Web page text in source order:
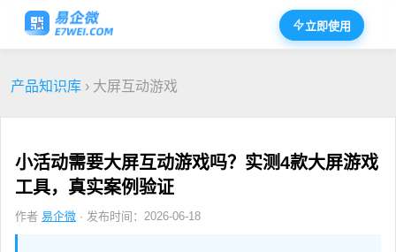
立即使用
产品知识库 › 大屏互动游戏
小活动需要大屏互动游戏吗？实测4款大屏游戏
工具，真实案例验证
作者 易企微 · 发布时间：2026-06-18